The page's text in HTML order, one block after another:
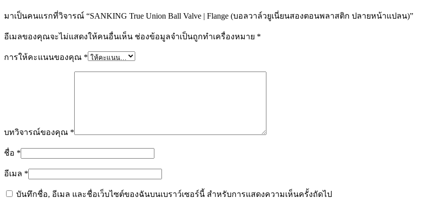
มาเป็นคนแรกที่วิจารณ์ “SANKING True Union Ball Valve | Flange (บอลวาล์วยูเนี่ยนสองตอนพลาสติก ปลายหน้าแปลน)”
อีเมลของคุณจะไม่แสดงให้คนอื่นเห็น ช่องข้อมูลจำเป็นถูกทำเครื่องหมาย *
การให้คะแนนของคุณ *
บทวิจารณ์ของคุณ *
ชื่อ *
อีเมล *
บันทึกชื่อ, อีเมล และชื่อเว็บไซต์ของฉันบนเบราว์เซอร์นี้ สำหรับการแสดงความเห็นครั้งถัดไป